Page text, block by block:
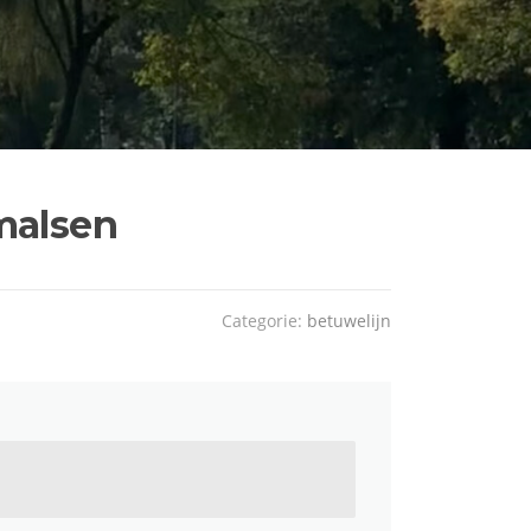
Categorie: betuwelijn